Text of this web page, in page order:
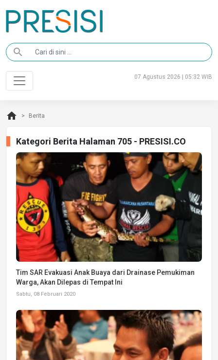
search
07 Agustus 2026 | 05:32 WIB
home Berita
Kategori Berita Halaman 705 - PRESISI.CO
Tim SAR Evakuasi Anak Buaya dari Drainase Pemukiman
Warga, Akan Dilepas di Tempat Ini
Sabtu, 08 Februari 2020